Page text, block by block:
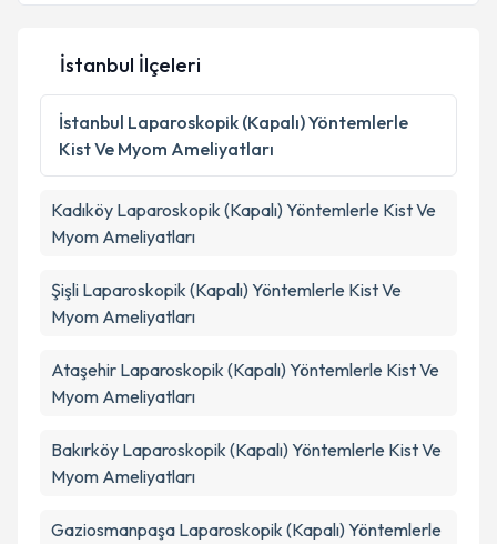
İstanbul İlçeleri
İstanbul Laparoskopik (Kapalı) Yöntemlerle
Kist Ve Myom Ameliyatları
Kadıköy Laparoskopik (Kapalı) Yöntemlerle Kist Ve
Myom Ameliyatları
Şişli Laparoskopik (Kapalı) Yöntemlerle Kist Ve
Myom Ameliyatları
Ataşehir Laparoskopik (Kapalı) Yöntemlerle Kist Ve
Myom Ameliyatları
Bakırköy Laparoskopik (Kapalı) Yöntemlerle Kist Ve
Myom Ameliyatları
Gaziosmanpaşa Laparoskopik (Kapalı) Yöntemlerle